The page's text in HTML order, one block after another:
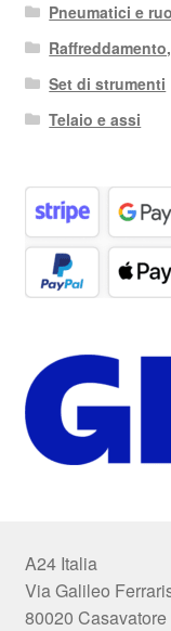
Pneumatici e
Set di strumenti
Telaio e assi
A24 Italia
Via Galileo
80020 Casavatore